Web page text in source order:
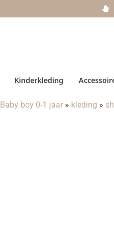
Kinderkleding
Baby boy 0-1 jaar » kleding »